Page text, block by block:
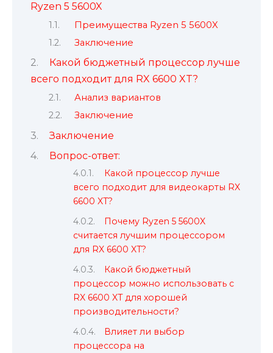
Ryzen 5 5600X
Преимущества Ryzen 5 5600X
Заключение
Какой бюджетный процессор лучше
всего подходит для RX 6600 XT?
Анализ вариантов
Заключение
Заключение
Вопрос-ответ:
Какой процессор лучше
всего подходит для видеокарты RX
6600 XT?
Почему Ryzen 5 5600X
считается лучшим процессором
для RX 6600 XT?
Какой бюджетный
процессор можно использовать с
RX 6600 XT для хорошей
производительности?
Влияет ли выбор
процессора на